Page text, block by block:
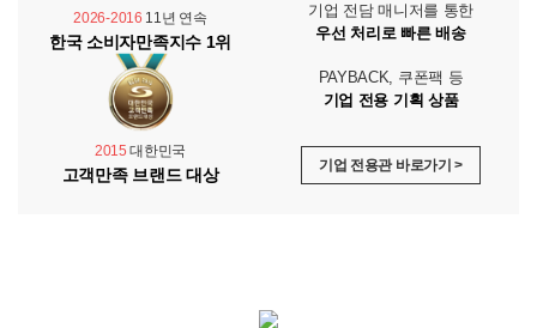
2026-2016 11년 연속
한국 소비자만족지수 1위
2015 대한민국
고객만족 브랜드 대상
기업 전담 매니저를 통한
우선 처리로 빠른 배송
PAYBACK, 쿠폰팩 등
기업 전용 기획 상품
기업 전용관 바로가기 >